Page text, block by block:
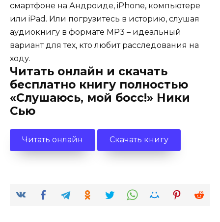
смартфоне на Андроиде, iPhone, компьютере
или iPad. Или погрузитесь в историю, слушая
аудиокнигу в формате MP3 – идеальный
вариант для тех, кто любит расследования на
ходу.
Читать онлайн и скачать
бесплатно книгу полностью
«Слушаюсь, мой босс!» Ники
Сью
Читать онлайн Скачать книгу